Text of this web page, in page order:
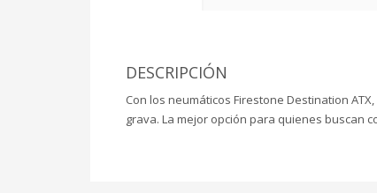
DESCRIPCIÓN
Con los neumáticos Firestone Destination
grava. La mejor opción para quienes buscan